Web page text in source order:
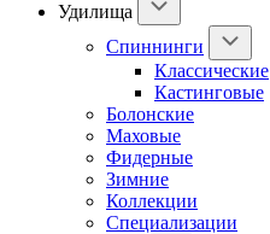
Удилища
Спиннинги
Классические
Кастинговые
Болонские
Маховые
Фидерные
Зимние
Коллекции
Специализации